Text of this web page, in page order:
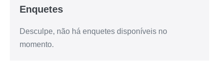
Enquetes
Desculpe, não há enquetes disponíveis no
momento.